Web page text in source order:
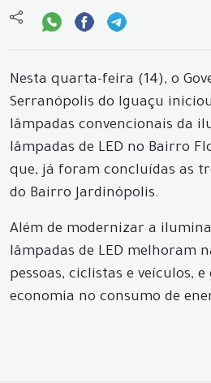
Nesta quarta-feira (14), o
Serranópolis do Iguaçu
lâmpadas convencionais da
lâmpadas de LED no Bairro
que, já foram concluídas as
do Bairro Jardinópolis.
Além de modernizar a
lâmpadas de LED melhoram
pessoas, ciclistas e veículos,
economia no consumo de